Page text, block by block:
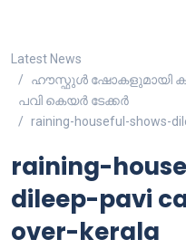
Latest News
ഹൗസ്ഫുൾ ഷോകളുമായി
പവി കെയർ ടേക്കർ
raining-houseful-shows-
raining-
dileep-pavi
over-kerala